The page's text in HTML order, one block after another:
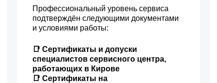
Профессиональный уровень сервиса
подтверждён следующими документами
и условиями работы:
📑 Сертификаты и допуски
специалистов сервисного центра,
работающих в Кирове
📑 Сертификаты на